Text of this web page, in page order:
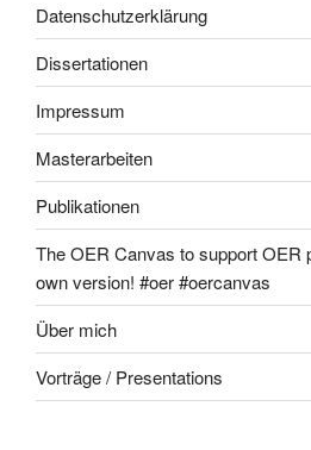
Datenschutzerklärung
Dissertationen
Impressum
Masterarbeiten
Publikationen
The OER Canvas to support OER
own version! #oer #oercanvas
Über mich
Vorträge / Presentations